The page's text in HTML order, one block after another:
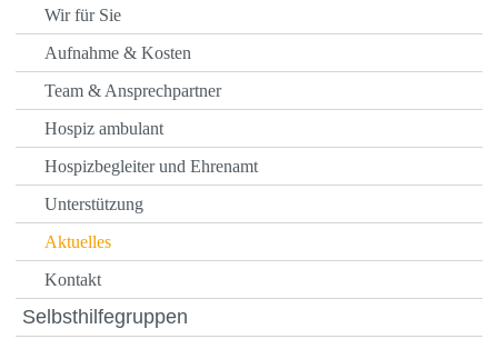
Wir für Sie
Aufnahme & Kosten
Team & Ansprechpartner
Hospiz ambulant
Hospizbegleiter und Ehrenamt
Unterstützung
Aktuelles
Kontakt
Selbsthilfegruppen